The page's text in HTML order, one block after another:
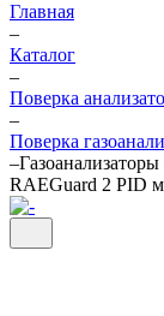
Главная
–
Каталог
–
Поверка
–
Поверка
–
RAEGuard 2 PID